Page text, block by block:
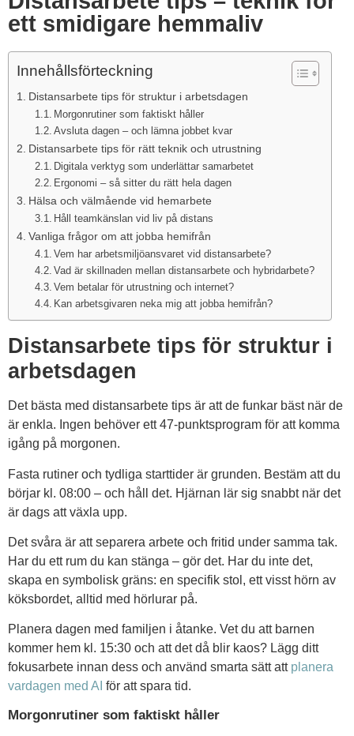
ett smidigare hemmaliv
Innehållsförteckning
Distansarbete tips för struktur i arbetsdagen
Morgonrutiner som faktiskt håller
Avsluta dagen – och lämna jobbet kvar
Distansarbete tips för rätt teknik och utrustning
Digitala verktyg som underlättar samarbetet
Ergonomi – så sitter du rätt hela dagen
Hälsa och välmående vid hemarbete
Håll teamkänslan vid liv på distans
Vanliga frågor om att jobba hemifrån
Vem har arbetsmiljöansvaret vid distansarbete?
Vad är skillnaden mellan distansarbete och hybridarbete?
Vem betalar för utrustning och internet?
Kan arbetsgivaren neka mig att jobba hemifrån?
Distansarbete tips för struktur i
arbetsdagen
Det bästa med distansarbete tips är att de funkar bäst när de
är enkla. Ingen behöver ett 47-punktsprogram för att komma
igång på morgonen.
Fasta rutiner och tydliga starttider är grunden. Bestäm att du
börjar kl. 08:00 – och håll det. Hjärnan lär sig snabbt när det
är dags att växla upp.
Det svåra är att separera arbete och fritid under samma tak.
Har du ett rum du kan stänga – gör det. Har du inte det,
skapa en symbolisk gräns: en specifik stol, ett visst hörn av
köksbordet, alltid med hörlurar på.
Planera dagen med familjen i åtanke. Vet du att barnen
kommer hem kl. 15:30 och att det då blir kaos? Lägg ditt
fokusarbete innan dess och använd smarta sätt att planera
vardagen med AI för att spara tid.
Morgonrutiner som faktiskt håller